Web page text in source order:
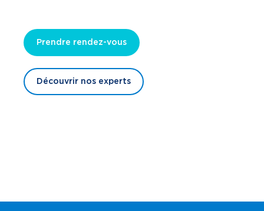
Prendre rendez-vous
Découvrir nos experts